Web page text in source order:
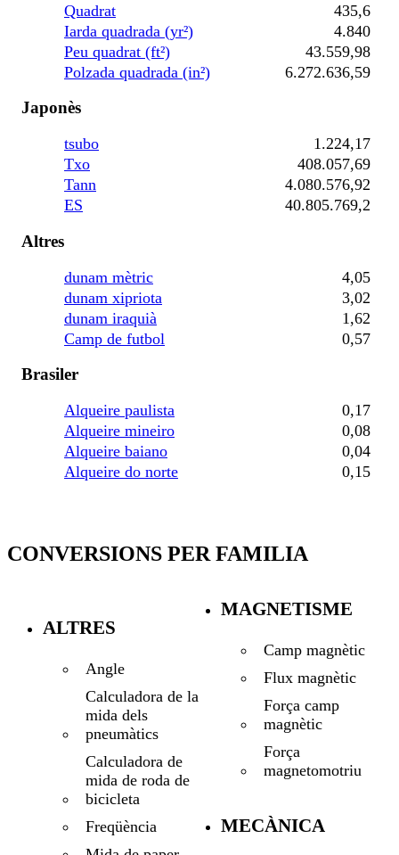
Quadrat
435,6
Iarda quadrada (yr²)
4.840
Peu quadrat (ft²)
43.559,98
Polzada quadrada (in²)
6.272.636,59
Japonès
tsubo
1.224,17
Txo
408.057,69
Tann
4.080.576,92
ES
40.805.769,2
Altres
dunam mètric
4,05
dunam xipriota
3,02
dunam iraquià
1,62
Camp de futbol
0,57
Brasiler
Alqueire paulista
0,17
Alqueire mineiro
0,08
Alqueire baiano
0,04
Alqueire do norte
0,15
CONVERSIONS PER FAMILIA
ALTRES
Angle
Calculadora de la
mida dels
pneumàtics
Calculadora de
mida de roda de
bicicleta
Freqüència
MAGNETISME
Camp magnètic
Flux magnètic
Força camp
magnètic
Força
magnetomotriu
MECÀNICA